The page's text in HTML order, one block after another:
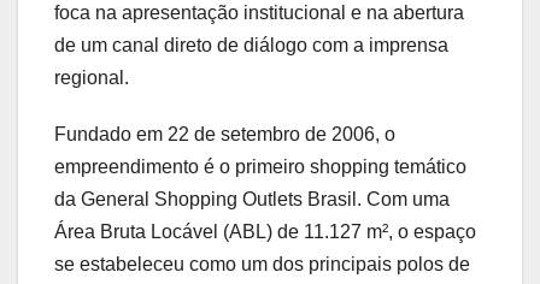
foca na apresentação institucional e na abertura
de um canal direto de diálogo com a imprensa
regional.
Fundado em 22 de setembro de 2006, o
empreendimento é o primeiro shopping temático
da General Shopping Outlets Brasil. Com uma
Área Bruta Locável (ABL) de 11.127 m², o espaço
se estabeleceu como um dos principais polos de